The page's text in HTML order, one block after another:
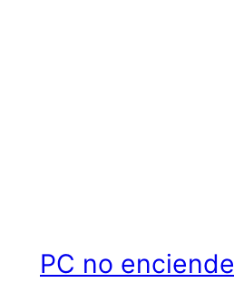
PC no enciende